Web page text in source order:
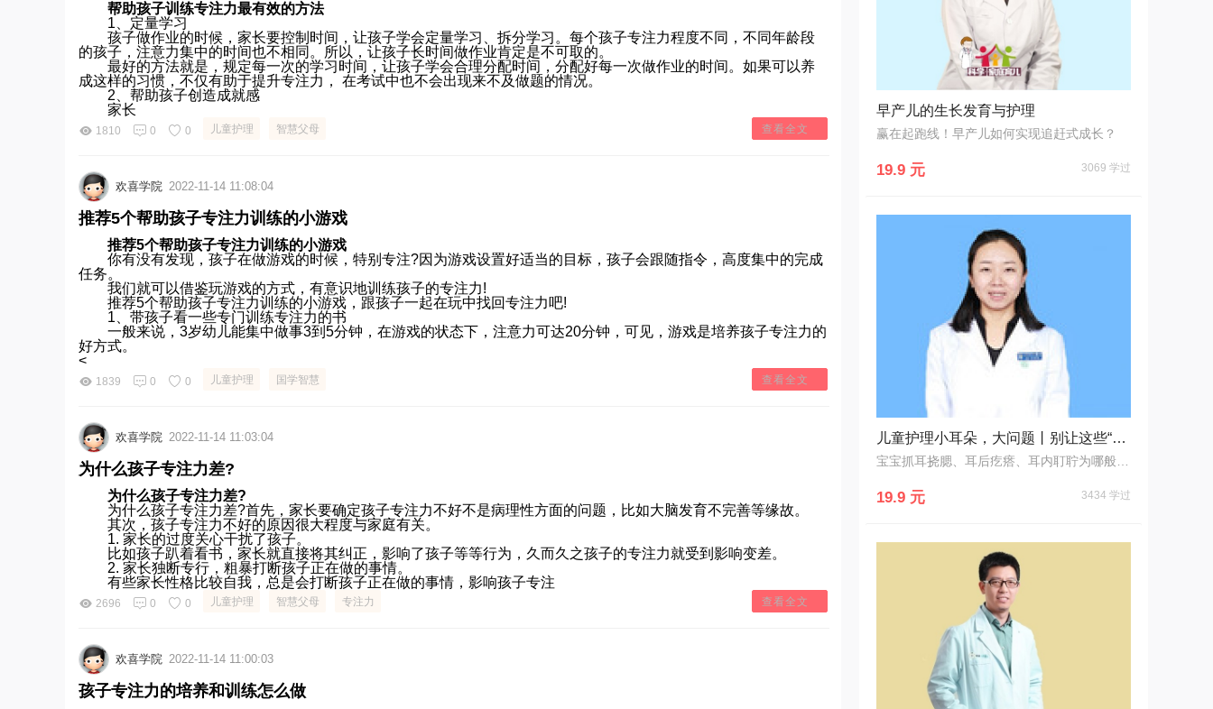
帮助孩子训练专注力最有效的方法
1、定量学习
孩子做作业的时候，家长要控制时间，让孩子学会定量学习、拆分学习。每个孩子专注力程度不同，不同年龄段
的孩子，注意力集中的时间也不相同。所以，让孩子长时间做作业肯定是不可取的。
最好的方法就是，规定每一次的学习时间，让孩子学会合理分配时间，分配好每一次做作业的时间。如果可以养
成这样的习惯，不仅有助于提升专注力， 在考试中也不会出现来不及做题的情况。
2、帮助孩子创造成就感
家长
1810 0 0 儿童护理 智慧父母 查看全文
欢喜学院 2022-11-14 11:08:04
推荐5个帮助孩子专注力训练的小游戏
推荐5个帮助孩子专注力训练的小游戏
你有没有发现，孩子在做游戏的时候，特别专注?因为游戏设置好适当的目标，孩子会跟随指令，高度集中的完成
任务。
我们就可以借鉴玩游戏的方式，有意识地训练孩子的专注力!
推荐5个帮助孩子专注力训练的小游戏，跟孩子一起在玩中找回专注力吧!
1、带孩子看一些专门训练专注力的书
一般来说，3岁幼儿能集中做事3到5分钟，在游戏的状态下，注意力可达20分钟，可见，游戏是培养孩子专注力的
好方式。
<
1839 0 0 儿童护理 国学智慧 查看全文
欢喜学院 2022-11-14 11:03:04
为什么孩子专注力差?
为什么孩子专注力差?
为什么孩子专注力差?首先，家长要确定孩子专注力不好不是病理性方面的问题，比如大脑发育不完善等缘故。
其次，孩子专注力不好的原因很大程度与家庭有关。
1. 家长的过度关心干扰了孩子。
比如孩子趴着看书，家长就直接将其纠正，影响了孩子等等行为，久而久之孩子的专注力就受到影响变差。
2. 家长独断专行，粗暴打断孩子正在做的事情。
有些家长性格比较自我，总是会打断孩子正在做的事情，影响孩子专注
2696 0 0 儿童护理 智慧父母 专注力 查看全文
欢喜学院 2022-11-14 11:00:03
孩子专注力的培养和训练怎么做
早产儿的生长发育与护理
赢在起跑线！早产儿如何实现追赶式成长？
19.9 元 3069 学过
儿童护理小耳朵，大问题丨别让这些“不懂”伤害宝宝的耳朵！
19.9 元 3434 学过